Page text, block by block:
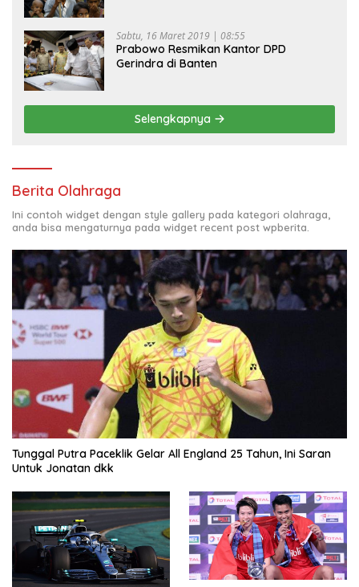
Sabtu, 16 Maret 2019 | 08:55
Prabowo Resmikan Kantor DPD
Gerindra di Banten
Selengkapnya
Berita Olahraga
Ini contoh widget dengan style gallery pada kategori olahraga,
anda bisa mengaturnya pada widget recent post wpberita.
Tunggal Putra Paceklik Gelar All England 25 Tahun, Ini Saran
Untuk Jonatan dkk